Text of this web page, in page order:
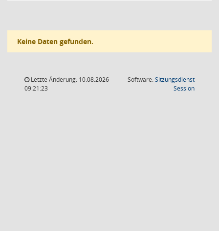
Keine Daten gefunden.
Letzte Änderung: 10.08.2026
09:21:23
Software:Sitzungsdienst
Session(Wird in